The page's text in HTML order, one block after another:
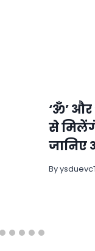
‘ॐ’ और
से
जानिए
By